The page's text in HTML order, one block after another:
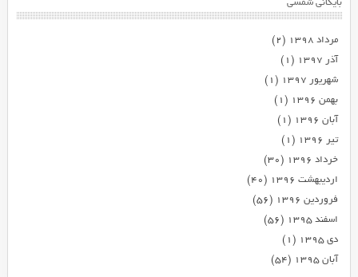
بایگانی شمسی
مرداد ۱۳۹۸
(۲)
آذر ۱۳۹۷
(۱)
شهریور ۱۳۹۷
(۱)
بهمن ۱۳۹۶
(۱)
آبان ۱۳۹۶
(۱)
تیر ۱۳۹۶
(۱)
خرداد ۱۳۹۶
(۳۰)
اردیبهشت ۱۳۹۶
(۴۰)
فروردین ۱۳۹۶
(۵۶)
اسفند ۱۳۹۵
(۵۶)
دی ۱۳۹۵
(۱)
آبان ۱۳۹۵
(۵۴)